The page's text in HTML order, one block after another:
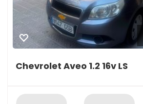
Chevrolet Aveo 1.2 16v LS